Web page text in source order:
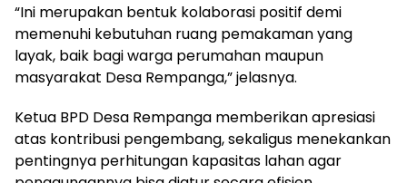
“Ini merupakan bentuk kolaborasi positif demi
memenuhi kebutuhan ruang pemakaman yang
layak, baik bagi warga perumahan maupun
masyarakat Desa Rempanga,” jelasnya.
Ketua BPD Desa Rempanga memberikan apresiasi
atas kontribusi pengembang, sekaligus menekankan
pentingnya perhitungan kapasitas lahan agar